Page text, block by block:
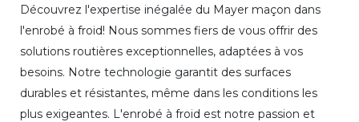
Découvrez l'expertise inégalée du Mayer maçon dans
l'enrobé à froid! Nous sommes fiers de vous offrir des
solutions routières exceptionnelles, adaptées à vos
besoins. Notre technologie garantit des surfaces
durables et résistantes, même dans les conditions les
plus exigeantes. L'enrobé à froid est notre passion et